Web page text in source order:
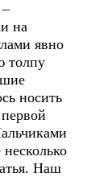
на
явно
толпу
носить
Наш